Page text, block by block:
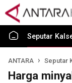
Seputar
ANTARA Seputar
Harga